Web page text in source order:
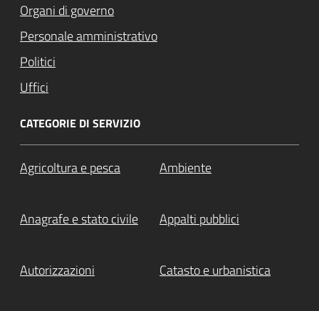
Organi di governo
Personale amministrativo
Politici
Uffici
CATEGORIE DI SERVIZIO
Agricoltura e pesca Ambiente
Anagrafe e stato civile Appalti pubblici
Autorizzazioni Catasto e urbanistica